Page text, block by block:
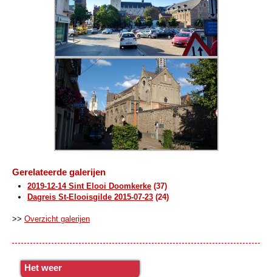
Gerelateerde galerijen
2019-12-14 Sint Elooi Doomkerke (37)
Dagreis St-Elooisgilde 2015-07-23 (24)
>> Overzicht galerijen
Het weer